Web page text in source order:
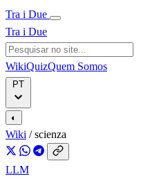
Tra i Due
Tra i Due
WikiQuizQuem Somos
◐
Wiki / scienza
LLM